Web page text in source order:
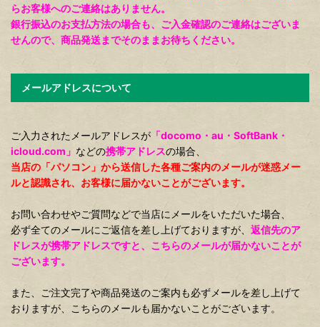
らお客様へのご連絡はありません。
銀行振込のお支払方法の場合も、ご入金確認のご連絡はございま
せんので、商品発送までそのままお待ちください。
メールアドレスについて
ご入力されたメールアドレスが 「docomo・au・SoftBank・
icloud.com」 などの携帯アドレスの場合、
当店の「パソコン」から送信した各種ご案内のメールが迷惑メー
ルと認識され、お客様に届かないことがございます。
お問い合わせやご質問などで当店にメールをいただいた場合、
必ず全てのメールにご返信を差し上げておりますが、 返信先のア
ドレスが携帯アドレスですと、こちらのメールが届かないことが
ございます。
また、ご注文完了や商品発送のご案内も必ずメールを差し上げて
おりますが、こちらのメールも届かないことがございます。